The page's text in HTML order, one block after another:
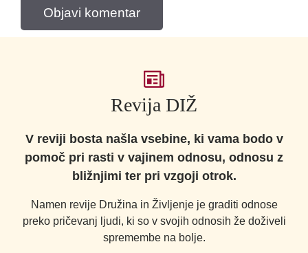
Revija DIŽ
V reviji bosta našla vsebine, ki vama bodo v
pomoč pri rasti v vajinem odnosu, odnosu z
bližnjimi ter pri vzgoji otrok.
Namen revije Družina in Življenje je graditi odnose
preko pričevanj ljudi, ki so v svojih odnosih že doživeli
spremembe na bolje.